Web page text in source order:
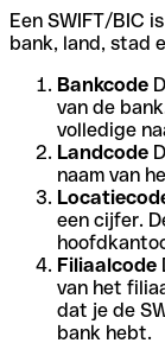
Een SWIFT/BIC
bank, land, stad
Bankcode
van de
volledige
Landcode
naam van
een cijfer.
Filiaalcode
van het
dat je de
bank hebt.